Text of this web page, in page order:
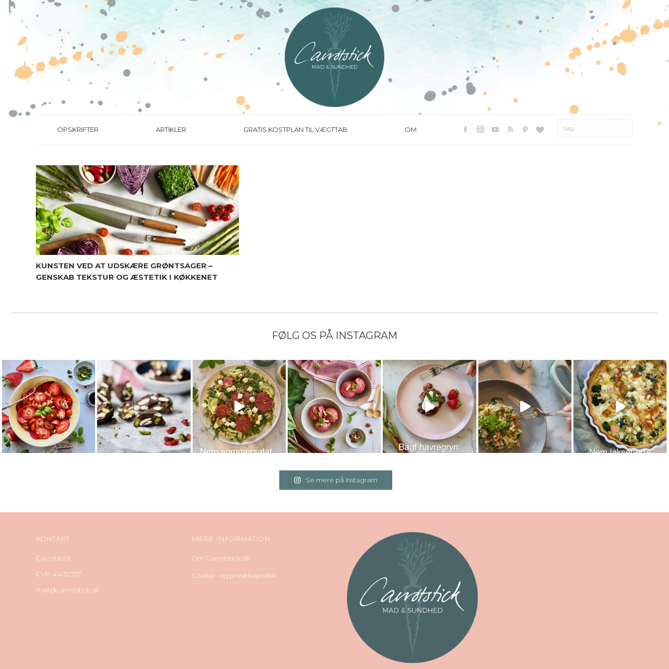
OPSKRIFTER ARTIKLER GRATIS KOSTPLAN TIL VÆGTTAB OM
FacebookInstagramYouTubePinterestWebsted
KUNSTEN VED AT UDSKÆRE GRØNTSAGER –
GENSKAB TEKSTUR OG ÆSTETIK I KØKKENET
FØLG OS PÅ INSTAGRAM
Se mere på Instagram
KONTAKT
Carrotstick
CVR: 41432357
mail@carrotstick.dk
MERE INFORMATION
Om Carrotstick.dk
Cookie- og privatlivspolitik